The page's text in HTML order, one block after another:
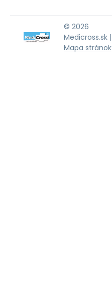
© 2026
Medicross.sk |
Mapa stránok